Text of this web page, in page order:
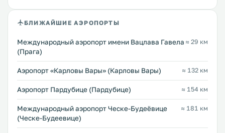
БЛИЖАЙШИЕ АЭРОПОРТЫ
Международный аэропорт имени Вацлава Гавела
(Прага)
≈ 29 км
Аэропорт «Карловы Вары» (Карловы Вары) ≈ 132 км
Аэропорт Пардубице (Пардубице) ≈ 154 км
Международный аэропорт Ческе-Будеёвице
(Ческе-Будеевице)
≈ 181 км